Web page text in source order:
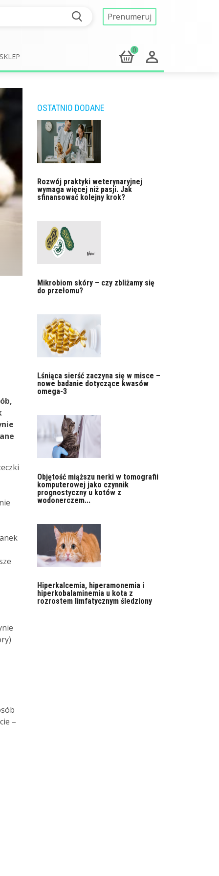
Prenumeruj
SKLEP
0
–
OSTATNIO DODANE
Rozwój praktyki weterynaryjnej
wymaga więcej niż pasji. Jak
sfinansować kolejny krok?
Mikrobiom skóry – czy zbliżamy się
do przełomu?
Lśniąca sierść zaczyna się w misce –
nowe badanie dotyczące kwasów
omega-3
Objętość miąższu nerki w tomografii
komputerowej jako czynnik
prognostyczny u kotów z
wodonerczem...
Hiperkalcemia, hiperamonemia i
hiperkobalaminemia u kota z
rozrostem limfatycznym śledziony